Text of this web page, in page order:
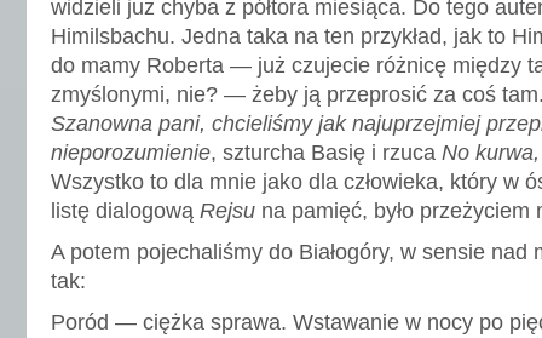
widzieli już chyba z półtora miesiąca. Do tego
Himilsbachu. Jedna taka na ten przykład, jak to
do mamy Roberta — już czujecie różnicę między
zmyślonymi, nie? — żeby ją przeprosić za coś
Szanowna pani, chcieliśmy jak najuprzejmiej
nieporozumienie, szturcha Basię i rzuca No
Wszystko to dla mnie jako dla człowieka, który w
listę dialogową Rejsu na pamięć, było przeżyciem
A potem pojechaliśmy do Białogóry, w sensie nad
tak:
Poród — ciężka sprawa. Wstawanie w nocy po